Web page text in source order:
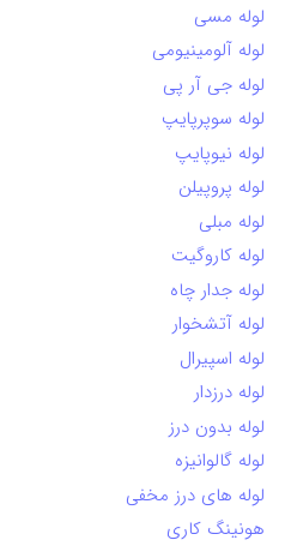
لوله مسی
لوله آلومینیومی
لوله جی آر پی
لوله سوپرپایپ
لوله نیوپایپ
لوله پروپیلن
لوله مبلی
لوله کاروگیت
لوله جدار چاه
لوله آتشخوار
لوله اسپیرال
لوله درزدار
لوله بدون درز
لوله گالوانیزه
لوله های درز مخفی
هونینگ کاری